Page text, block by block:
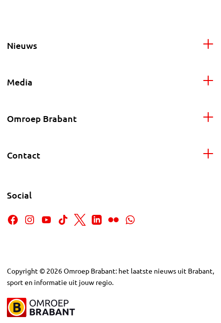
Nieuws
Media
Omroep Brabant
Contact
Social
Copyright © 2026Omroep Brabant: het laatste nieuws uit Brabant,
sport en informatie uit jouw regio.